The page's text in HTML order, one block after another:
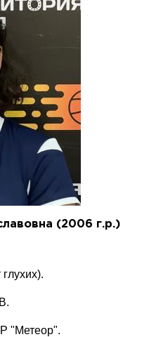
(2006 г.р.)
"Метеор".